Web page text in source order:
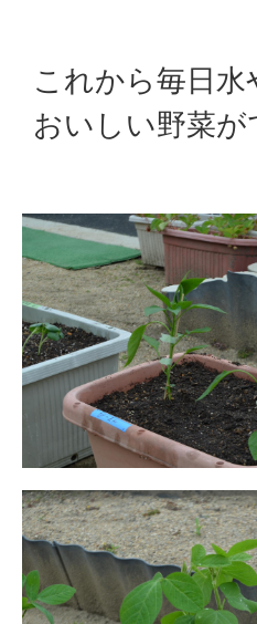
これから毎日
おいしい野菜